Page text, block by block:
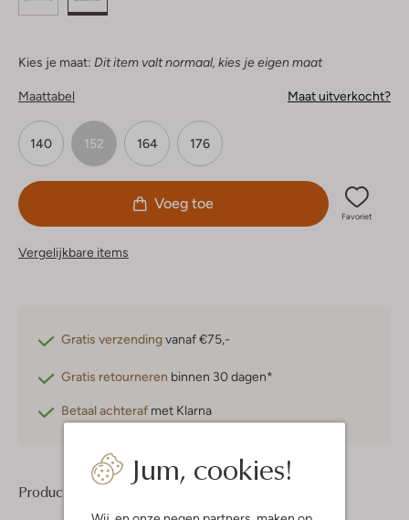
Jum, cookies!
Kies je maat: Dit item valt normaal, kies je eigen maat
Maattabel Maat uitverkocht?
140 152 164 176
Voeg toe
Favoriet
Vergelijkbare items
Gratis verzendingvanaf €75,-
Gratis retourneren binnen 30 dagen*
Betaal achteraf met Klarna
Product informatie